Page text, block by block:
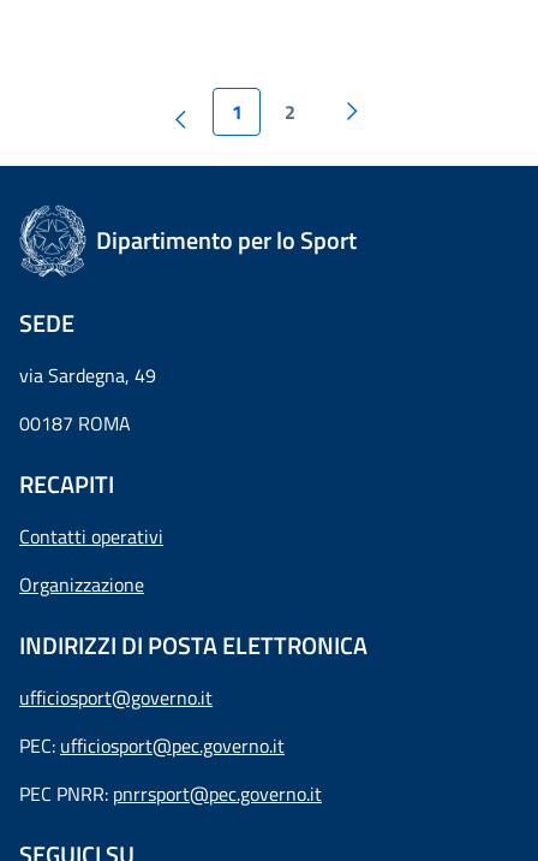
1 2
Dipartimento per lo Sport
SEDE
via Sardegna, 49
00187 ROMA
RECAPITI
Contatti operativi
Organizzazione
INDIRIZZI DI POSTA ELETTRONICA
ufficiosport@governo.it
PEC: ufficiosport@pec.governo.it
PEC PNRR: pnrrsport@pec.governo.it